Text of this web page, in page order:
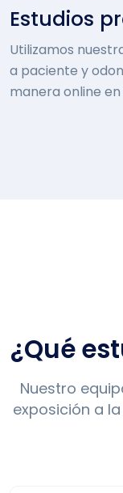
Estudios
Utilizamos
a paciente y
manera online
¿Qué
Nuestro
exposición a